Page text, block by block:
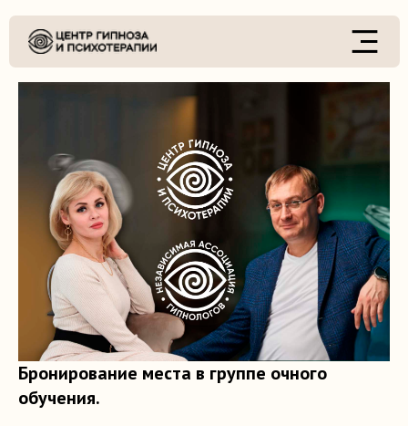
Бронирование места в группе очного
обучения.